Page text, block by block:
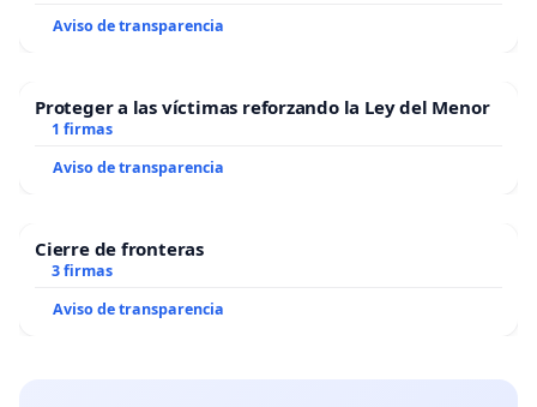
Aviso de transparencia
Proteger a las víctimas reforzando la Ley del Menor
1 firmas
Aviso de transparencia
Cierre de fronteras
3 firmas
Aviso de transparencia